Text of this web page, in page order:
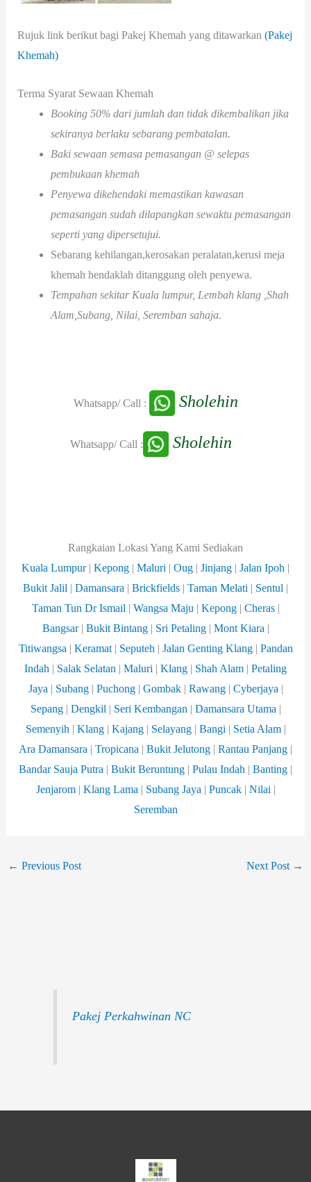
Rujuk link berikut bagi Pakej Khemah yang ditawarkan (Pakej
Khemah)
Terma Syarat Sewaan Khemah
Booking 50% dari jumlah dan tidak dikembalikan jika
sekiranya berlaku sebarang pembatalan.
Baki sewaan semasa pemasangan @ selepas
pembukaan khemah
Penyewa dikehendaki memastikan kawasan
pemasangan sudah dilapangkan sewaktu pemasangan
seperti yang dipersetujui.
Sebarang kehilangan,kerosakan peralatan,kerusi meja
khemah hendaklah ditanggung oleh penyewa.
Tempahan sekitar Kuala lumpur, Lembah klang ,Shah
Alam,Subang, Nilai, Seremban sahaja.
Whatsapp/ Call : Sholehin
Whatsapp/ Call : Sholehin
Rangkaian Lokasi Yang Kami Sediakan
Kuala Lumpur| Kepong | Maluri | Oug | Jinjang | Jalan Ipoh |
Bukit Jalil | Damansara | Brickfields | Taman Melati | Sentul |
Taman Tun Dr Ismail | Wangsa Maju | Kepong| Cheras|
Bangsar| Bukit Bintang| Sri Petaling| Mont Kiara |
Titiwangsa | Keramat| Seputeh | Jalan Genting Klang| Pandan
Indah | Salak Selatan | Maluri | Klang | Shah Alam | Petaling
Jaya | Subang| Puchong| Gombak| Rawang| Cyberjaya |
Sepang| Dengkil | Seri Kembangan | Damansara Utama |
Semenyih | Klang| Kajang| Selayang| Bangi | Setia Alam|
Ara Damansara | Tropicana | Bukit Jelutong | Rantau Panjang |
Bandar Sauja Putra | Bukit Beruntung | Pulau Indah | Banting |
Jenjarom| Klang Lama | Subang Jaya | Puncak| Nilai |
Seremban
← Previous Post Next Post →
Pakej Perkahwinan NC